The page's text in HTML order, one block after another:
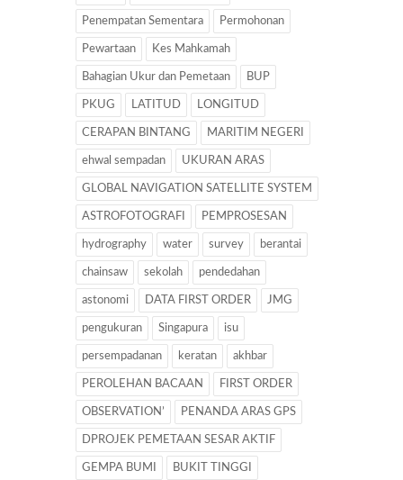
Penempatan Sementara Permohonan
Pewartaan Kes Mahkamah
Bahagian Ukur dan Pemetaan BUP
PKUG LATITUD LONGITUD
CERAPAN BINTANG MARITIM NEGERI
ehwal sempadan UKURAN ARAS
GLOBAL NAVIGATION SATELLITE SYSTEM
ASTROFOTOGRAFI PEMPROSESAN
hydrography water survey berantai
chainsaw sekolah pendedahan
astonomi DATA FIRST ORDER JMG
pengukuran Singapura isu
persempadanan keratan akhbar
PEROLEHAN BACAAN FIRST ORDER
OBSERVATION’ PENANDA ARAS GPS
DPROJEK PEMETAAN SESAR AKTIF
GEMPA BUMI BUKIT TINGGI